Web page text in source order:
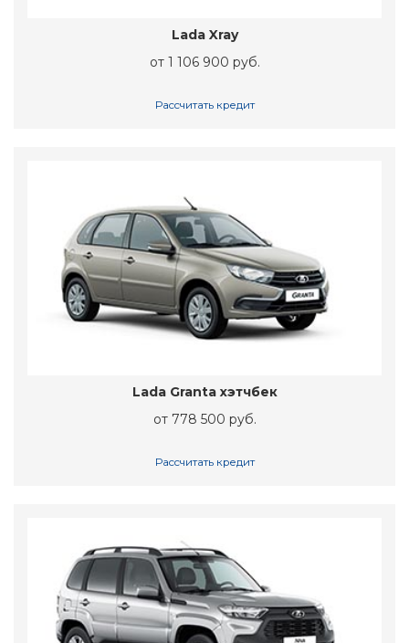
Lada Xray
от 1 106 900 руб.
Рассчитать кредит
Lada Granta хэтчбек
от 778 500 руб.
Рассчитать кредит